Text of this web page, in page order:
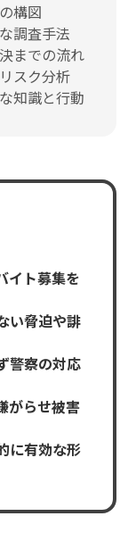
構図
調査手法
までの流れ
スク分析
知識と行動
イト募集を
い脅迫や誹
警察の対応
がらせ被害
に有効な形